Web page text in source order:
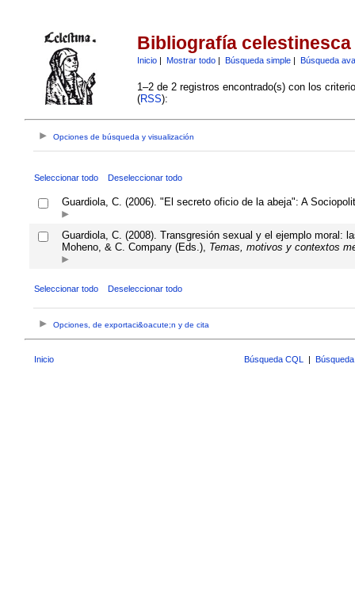
Bibliografía celestinesca
Inicio| Mostrar todo| Búsqueda simple| Búsqueda
1–2 de 2 registros encontrado(s) con los
(RSS):
Opciones de búsqueda y visualización
Seleccionar todo Deseleccionar todo
Guardiola, C. (2006). "El secreto oficio de la abeja": A
Guardiola, C. (2008). Transgresión sexual y el ejemplo moral:
Moheno, & C. Company (Eds.), Temas, motivos y contextos
Seleccionar todo Deseleccionar todo
Opciones, de exportaci&oacute;n y de cita
Inicio Búsqueda CQL |